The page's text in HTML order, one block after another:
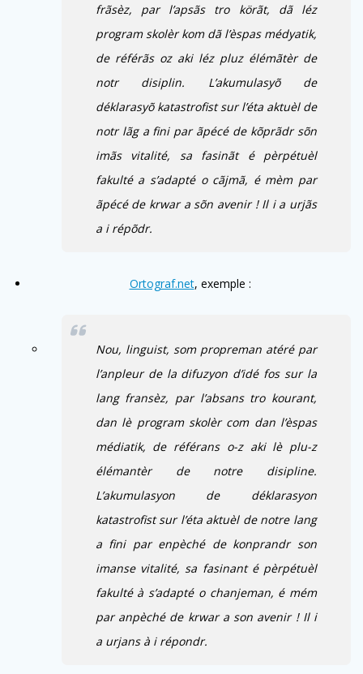
frãsèz, par l’apsãs tro körãt, dãléz
program skolèr kom dãl’èspas médyatik,
de référãs oz aki léz pluz élémãtèr de
notr disiplin. L’akumulasyõ de
déklarasyõ katastrofist sur l’éta aktuèl de
notr lãg a fini par ãpécé de kõprãdr sõn
imãs vitalité, sa fasinãt é pèrpétuèl
fakulté a s’adapté o cãjmã, é mèm par
ãpécé de krwar a sõn avenir ! Il i a urjãs
a i répõdr.
Ortograf.net, exemple :
Nou, linguist, som propreman atéré par
l’anpleur de la difuzyon d’idé fos sur la
lang fransèz, par l’absans tro kourant,
dan lè program skolèr com dan l’èspas
médiatik, de référans o-z aki lè plu-z
élémantèr de notre disipline.
L’akumulasyon de déklarasyon
katastrofist sur l’éta aktuèl de notre lang
a fini par enpèché de konprandr son
imanse vitalité, sa fasinant é pèrpétuèl
fakulté à s’adapté o chanjeman, é mém
par anpèché de krwar a son avenir ! Il i
a urjans à i répondr.